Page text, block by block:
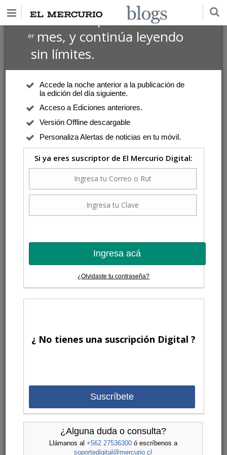
Suscríbete por $1 USD
ermes, y continúa leyendo
sin límites.
Accede la noche anterior a la publicación de
la edición del día siguiente.
Acceso a Ediciones anteriores.
Versión Offline descargable
Personaliza Alertas de noticias en tu móvil.
Si ya eres suscriptor de El Mercurio Digital:
Ingresa acá
¿Olvidaste tu contraseña?
¿ No tienes una suscripción Digital ?
Suscríbete
¿Alguna duda o consulta?
Llámanos al +562 27536300ó escríbenos a
soportedigital@mercurio.cl